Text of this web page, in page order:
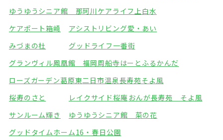
ゆうゆうシニア館 那珂川 ケアライフ上白水
ケアポート箱崎
アシストリビング愛・あい
みづまの杜
グッドライフ一番街
グランヴィル鳳凰館 福岡周船寺はーとふるかんだ
ローズガーデン葛原東二日市温泉長寿苑そよ風
桜寿のさと
レイクサイド桜庵 おんが長寿苑 そよ風
サンルーム輝き
ゆうゆうシニア館 菜の花
グッドタイムホーム16・春日公園